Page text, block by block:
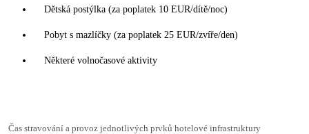
Dětská postýlka (za poplatek 10 EUR/dítě/noc)
Pobyt s mazlíčky (za poplatek 25 EUR/zvíře/den)
Některé volnočasové aktivity
Čas stravování a provoz jednotlivých prvků hotelové infrastruktury